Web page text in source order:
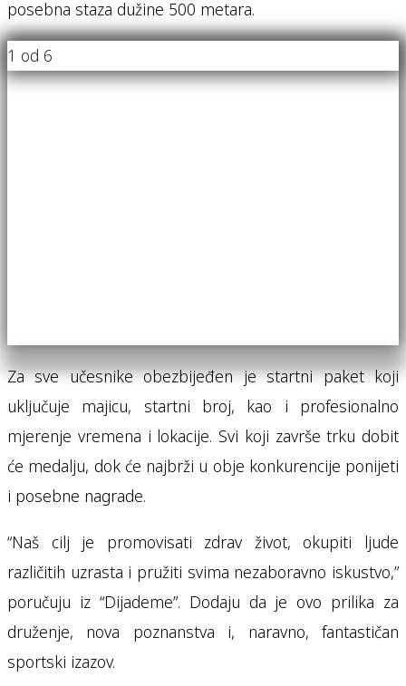
posebna staza dužine 500 metara.
1 od 6
Za sve učesnike obezbijeđen je startni paket koji
uključuje majicu, startni broj, kao i profesionalno
mjerenje vremena i lokacije. Svi koji završe trku dobit
će medalju, dok će najbrži u obje konkurencije ponijeti
i posebne nagrade.
“Naš cilj je promovisati zdrav život, okupiti ljude
različitih uzrasta i pružiti svima nezaboravno iskustvo,”
poručuju iz “Dijademe”. Dodaju da je ovo prilika za
druženje, nova poznanstva i, naravno, fantastičan
sportski izazov.